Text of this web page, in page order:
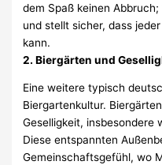
dem Spaß keinen
und stellt sicher, dass
kann.
2. Biergärten und
Eine weitere typisch
Biergartenkultur.
Geselligkeit, insbesondere
Diese entspannten
Gemeinschaftsgefühl, wo